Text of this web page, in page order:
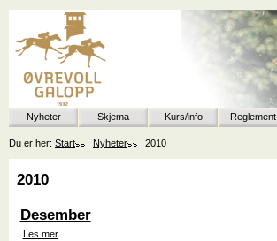
Nyheter Skjema Kurs/info Reglement
Du er her: Start Nyheter 2010
2010
Desember
Les mer